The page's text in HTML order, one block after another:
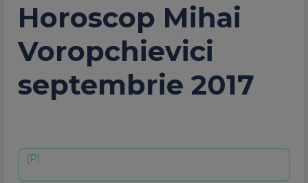
Horoscop Mihai
Voropchievici
septembrie 2017